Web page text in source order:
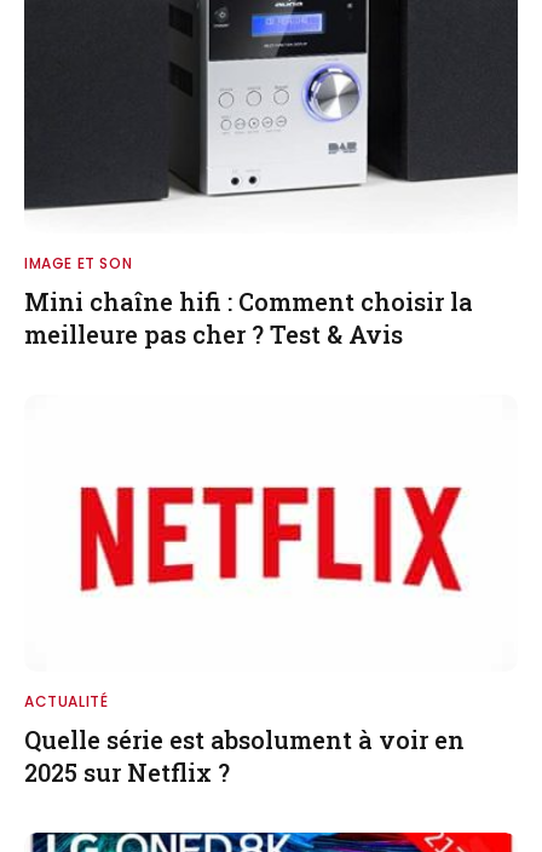
IMAGE ET SON
Mini chaîne hifi : Comment choisir la
meilleure pas cher ? Test & Avis
ACTUALITÉ
Quelle série est absolument à voir en
2025 sur Netflix ?